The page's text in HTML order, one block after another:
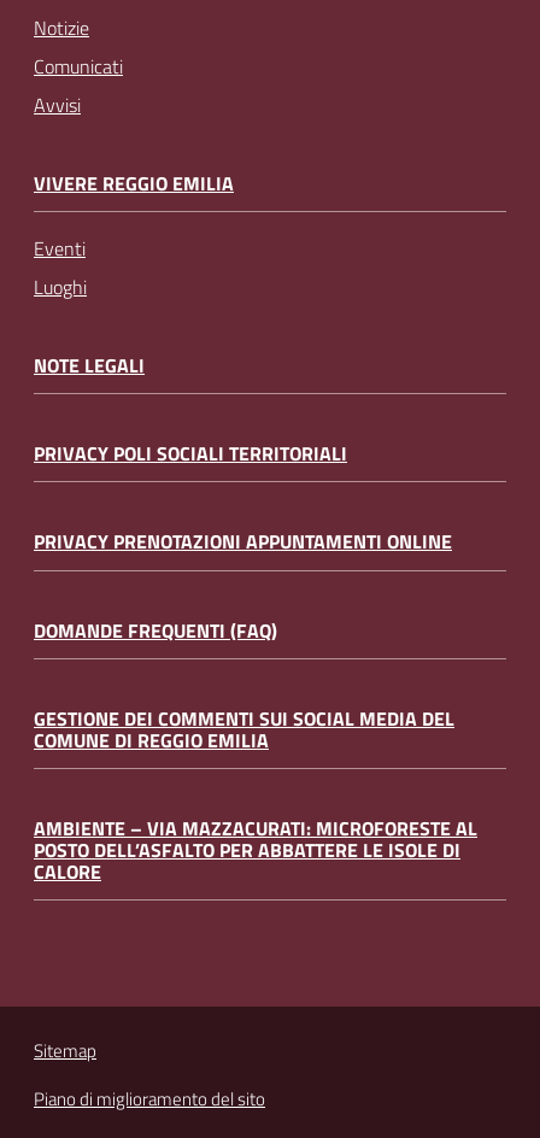
Notizie
Comunicati
Avvisi
VIVERE REGGIO EMILIA
Eventi
Luoghi
NOTE LEGALI
PRIVACY POLI SOCIALI TERRITORIALI
PRIVACY PRENOTAZIONI APPUNTAMENTI ONLINE
DOMANDE FREQUENTI (FAQ)
GESTIONE DEI COMMENTI SUI SOCIAL MEDIA DEL
COMUNE DI REGGIO EMILIA
AMBIENTE – VIA MAZZACURATI: MICROFORESTE AL
POSTO DELL’ASFALTO PER ABBATTERE LE ISOLE DI
CALORE
Sitemap
Piano di miglioramento del sito